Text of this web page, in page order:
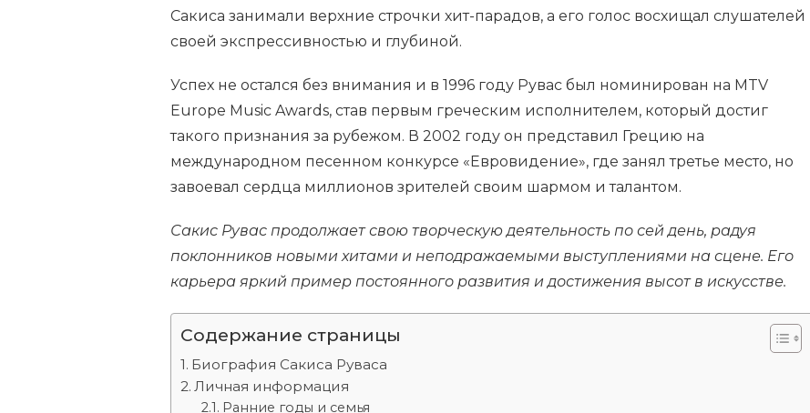
Сакиса занимали верхние строчки хит-парадов, а его голос восхищал слушателей
своей экспрессивностью и глубиной.
Успех не остался без внимания и в 1996 году Рувас был номинирован на MTV
Europe Music Awards, став первым греческим исполнителем, который достиг
такого признания за рубежом. В 2002 году он представил Грецию на
международном песенном конкурсе «Евровидение», где занял третье место, но
завоевал сердца миллионов зрителей своим шармом и талантом.
Сакис Рувас продолжает свою творческую деятельность по сей день, радуя
поклонников новыми хитами и неподражаемыми выступлениями на сцене. Его
карьера яркий пример постоянного развития и достижения высот в искусстве.
Содержание страницы
Биография Сакиса Руваса
Личная информация
Ранние годы и семья